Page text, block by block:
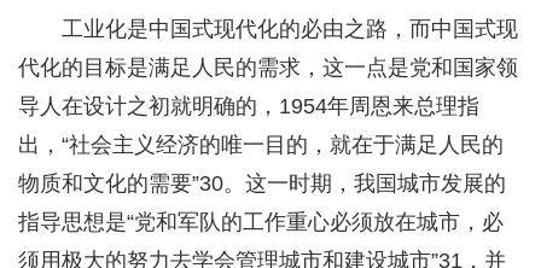
工业化是中国式现代化的必由之路，而中国式现
代化的目标是满足人民的需求，这一点是党和国家领
导人在设计之初就明确的，1954年周恩来总理指
出，“社会主义经济的唯一目的，就在于满足人民的
物质和文化的需要”30。这一时期，我国城市发展的
指导思想是“党和军队的工作重心必须放在城市，必
须用极大的努力去学会管理城市和建设城市”31，并